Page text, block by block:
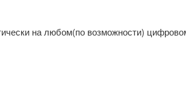
на любом(по возможности)